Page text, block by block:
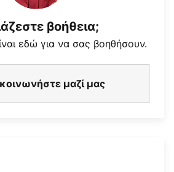
βοήθεια;
εδώ για να σας βοηθήσουν.
μαζί μας